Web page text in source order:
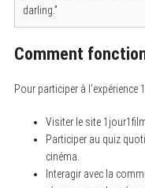
darling.”
Comment
Pour participer à
Visiter le site
Participer au quiz
cinéma.
Interagir avec la